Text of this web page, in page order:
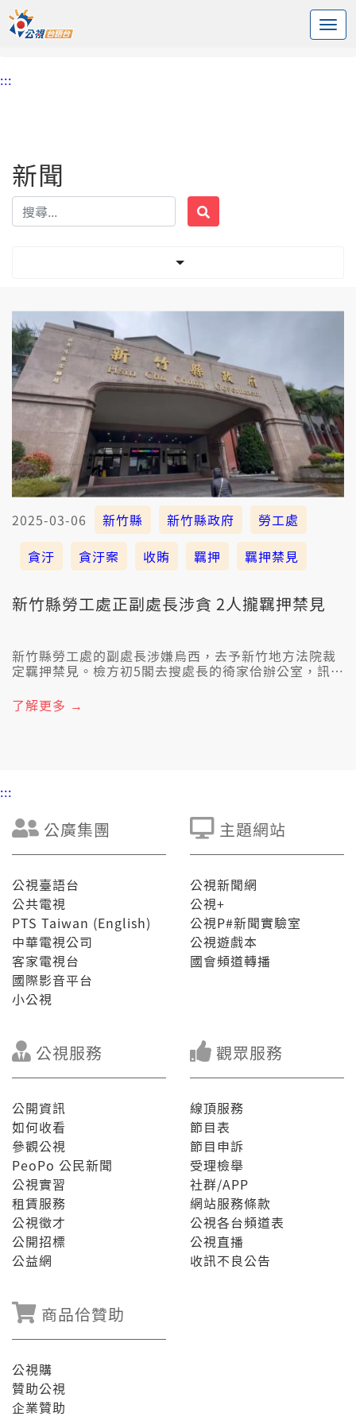
中央內容區塊
頭頁
:::
新聞
2025-03-06 新竹縣 新竹縣政府
勞工處
貪汙
貪汙案 收賄 羈押 羈押禁見
新竹縣勞工處正副處長涉貪 2人攏羈押禁見
新竹縣勞工處的副處長涉嫌烏西，去予新竹地方法院裁
定羈押禁見。檢方初5閣去搜處長的徛家佮辦公室，訊後
了解更多 →
:::
公廣集團
公視臺語台
公共電視
PTS Taiwan (English)
中華電視公司
客家電視台
國際影音平台
小公視
主題網站
公視新聞網
公視+
公視P#新聞實驗室
公視遊戲本
國會頻道轉播
公視服務
公開資訊
如何收看
參觀公視
PeoPo 公民新聞
公視實習
租賃服務
公視徵才
公開招標
公益網
觀眾服務
線頂服務
節目表
節目申訴
受理檢舉
社群/APP
網站服務條款
公視各台頻道表
公視直播
收訊不良公告
商品佮贊助
公視購
贊助公視
企業贊助